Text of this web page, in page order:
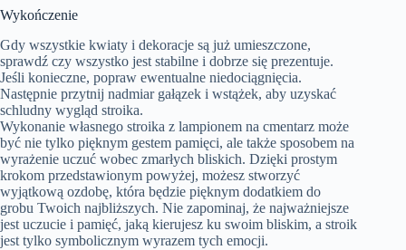
Wykończenie
Gdy wszystkie kwiaty i dekoracje są już umieszczone,
sprawdź czy wszystko jest stabilne i dobrze się prezentuje.
Jeśli konieczne, popraw ewentualne niedociągnięcia.
Następnie przytnij nadmiar gałązek i wstążek, aby uzyskać
schludny wygląd stroika.
Wykonanie własnego stroika z lampionem na cmentarz może
być nie tylko pięknym gestem pamięci, ale także sposobem na
wyrażenie uczuć wobec zmarłych bliskich. Dzięki prostym
krokom przedstawionym powyżej, możesz stworzyć
wyjątkową ozdobę, która będzie pięknym dodatkiem do
grobu Twoich najbliższych. Nie zapominaj, że najważniejsze
jest uczucie i pamięć, jaką kierujesz ku swoim bliskim, a stroik
jest tylko symbolicznym wyrazem tych emocji.